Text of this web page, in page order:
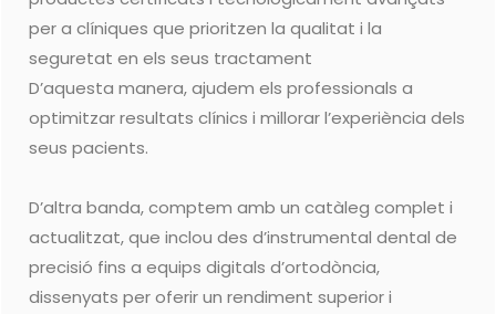
per a clíniques que prioritzen la qualitat i la
seguretat en els seus tractament
D’aquesta manera, ajudem els professionals a
optimitzar resultats clínics i millorar l’experiència dels
seus pacients.
D’altra banda, comptem amb un catàleg complet i
actualitzat, que inclou des d’instrumental dental de
precisió fins a equips digitals d’ortodòncia,
dissenyats per oferir un rendiment superior i